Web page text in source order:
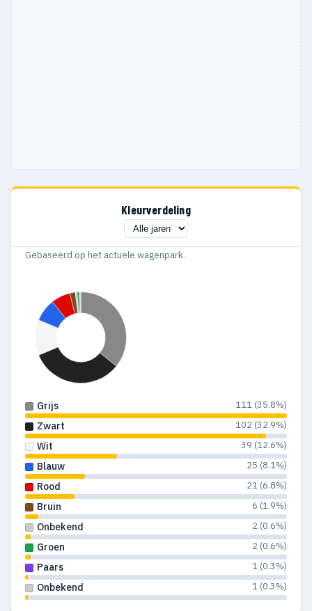
Kleurverdeling
Gebaseerd op het actuele wagenpark.
Grijs 111 (35.8%)
Zwart 102 (32.9%)
Wit 39 (12.6%)
Blauw 25 (8.1%)
Rood 21 (6.8%)
Bruin 6 (1.9%)
Onbekend 2 (0.6%)
Groen 2 (0.6%)
Paars 1 (0.3%)
Onbekend 1 (0.3%)